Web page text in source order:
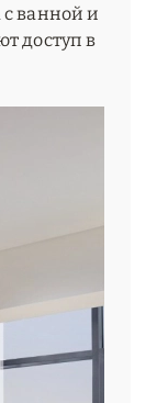
ванной и
доступ в